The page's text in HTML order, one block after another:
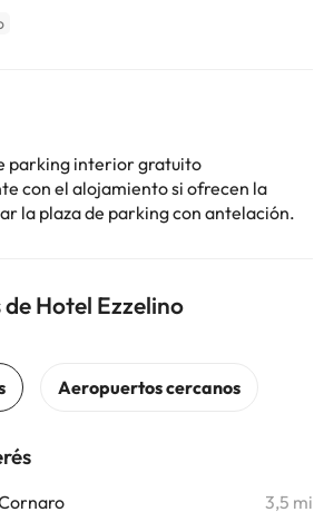
parking interior gratuito
con el alojamiento si ofrecen la
la plaza de parking con antelación.
Hotel Ezzelino
3,5 mi